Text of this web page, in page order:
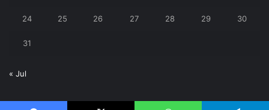
24 25 26 27 28 29 30
31
« Jul